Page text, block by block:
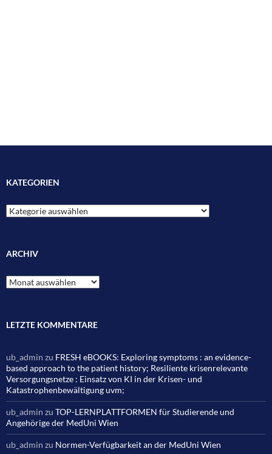
KATEGORIEN
Kategorien
ARCHIV
Archiv
LETZTE KOMMENTARE
ub_admin zu FRESH eBOOKS: Exploring symptoms : an evidence-
based approach to the patient history; Resiliente krisenrelevante
Versorgungsnetze : Einsatz von KI in der Krisen- und
Katastrophenbewältigung uvm;
ub_admin zu TOP-LERNPLATTFORMEN für Studierende und
Angehörige der MedUni Wien
ub_admin zu Normen-Verfügbarkeit an der MedUni Wien